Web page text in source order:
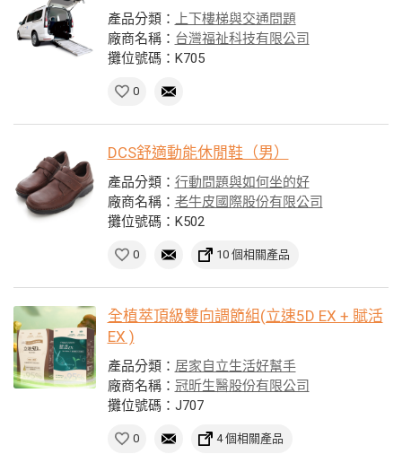
產品分類：
上下樓梯與交通問題
廠商名稱： 台灣福祉科技有限公司
攤位號碼：K705
0
DCS舒適動能休閒鞋（男）
產品分類： 行動問題與如何坐的好
廠商名稱： 老牛皮國際股份有限公司
攤位號碼：K502
0 10 個相關產品
全植萃頂級雙向調節組(立速5D EX + 賦活
EX )
產品分類： 居家自立生活好幫手
廠商名稱： 冠昕生醫股份有限公司
攤位號碼：J707
0 4 個相關產品